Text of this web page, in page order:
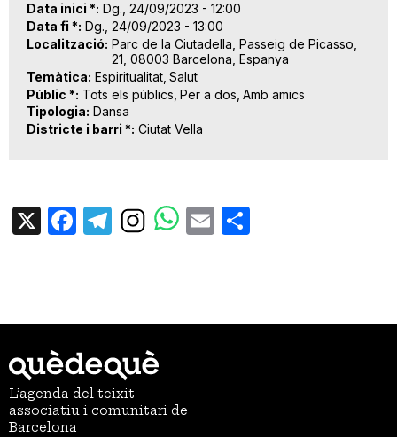
Data inici * Dg., 24/09/2023 - 12:00
Data fi * Dg., 24/09/2023 - 13:00
Localització Parc de la Ciutadella, Passeig de Picasso,
21, 08003 Barcelona, Espanya
Temàtica Espiritualitat Salut
Públic * Tots els públics Per a dos Amb amics
Tipologia Dansa
Districte i barri * Ciutat Vella
X Facebook
TelegramEmail
L’agenda del teixit
associatiu i comunitari de
Barcelona